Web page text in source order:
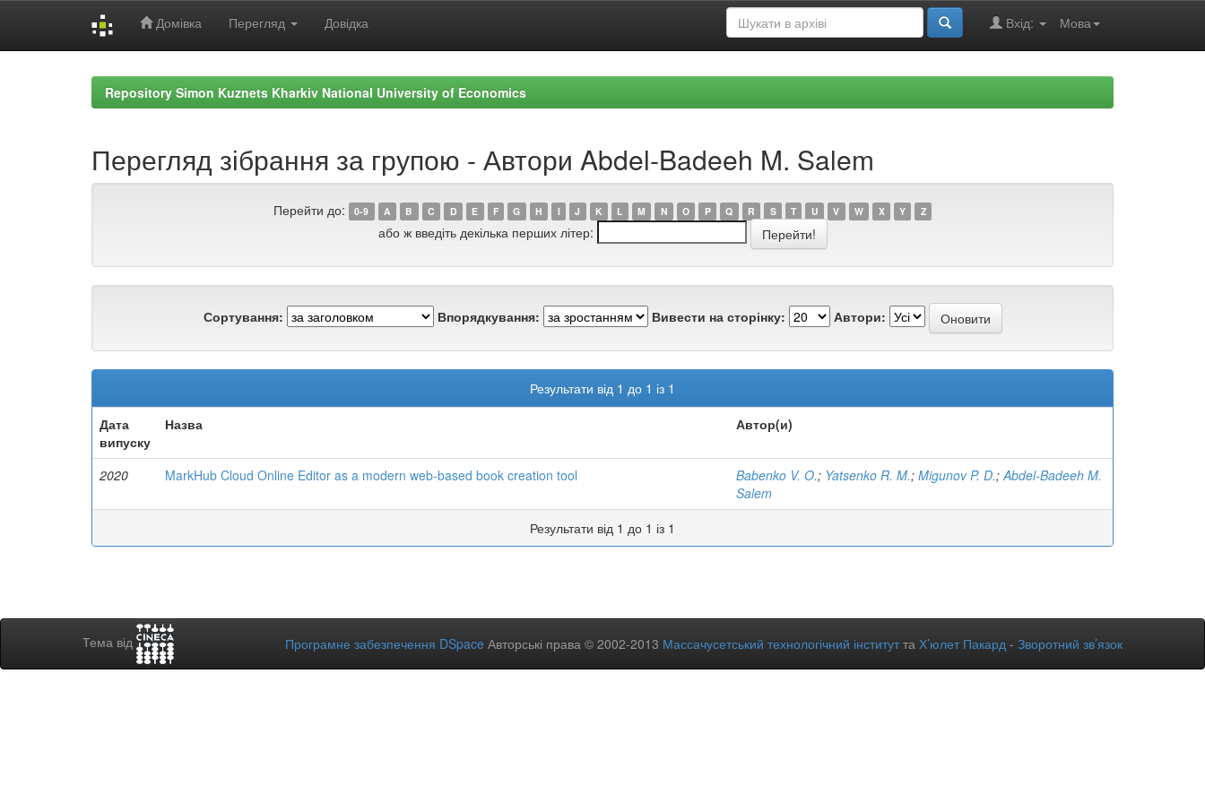
Домівка Перегляд Довідка Мова
Вхід:
Repository Simon Kuznets Kharkiv National University of Economics
Перегляд зібрання за групою - Автори Abdel-Badeeh M. Salem
Перейти до: 0-9 A B C D E F G H I J K L M N O P Q R S T U V W X Y Z
або ж введіть декілька перших літер:
Сортування: Впорядкування: Вивести на сторінку: Автори:
Результати від 1 до 1 із 1
Дата
випуску
Назва Автор(и)
2020 MarkHub Cloud Online Editor as a modern web-based book creation tool Babenko V. O.; Yatsenko R. M.; Migunov P. D.;Abdel-Badeeh M.
Salem
Результати від 1 до 1 із 1
Тема від Програмне забезпечення DSpace Авторські права © 2002-2013 Массачусетський технологічний інститутта Х’юлет Пакард - Зворотний зв’язок